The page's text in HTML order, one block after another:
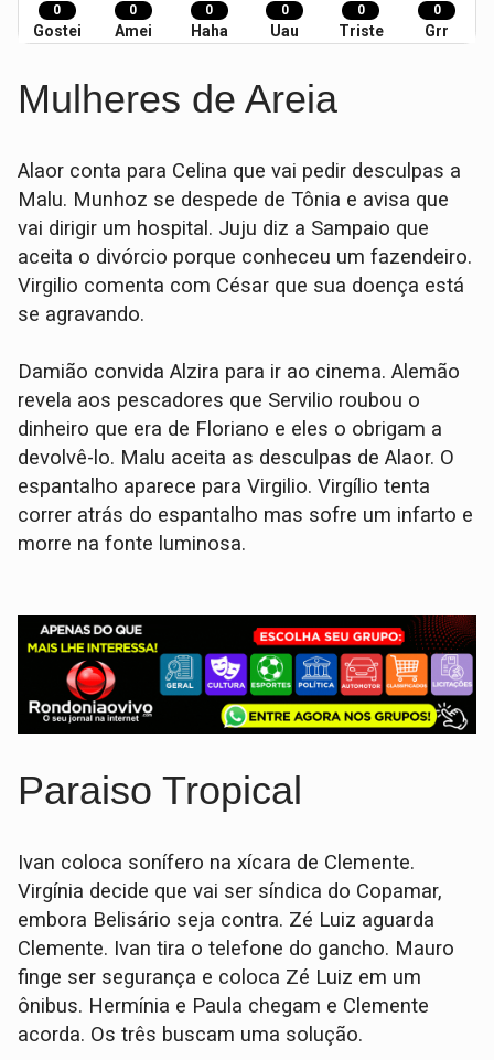
0
Gostei
0
Amei
0
Haha
0
Uau
0
Triste
0
Grr
Mulheres de Areia
Alaor conta para Celina que vai pedir desculpas a
Malu. Munhoz se despede de Tônia e avisa que
vai dirigir um hospital. Juju diz a Sampaio que
aceita o divórcio porque conheceu um fazendeiro.
Virgilio comenta com César que sua doença está
se agravando.
Damião convida Alzira para ir ao cinema. Alemão
revela aos pescadores que Servilio roubou o
dinheiro que era de Floriano e eles o obrigam a
devolvê-lo. Malu aceita as desculpas de Alaor. O
espantalho aparece para Virgilio. Virgílio tenta
correr atrás do espantalho mas sofre um infarto e
morre na fonte luminosa.
Paraiso Tropical
Ivan coloca sonífero na xícara de Clemente.
Virgínia decide que vai ser síndica do Copamar,
embora Belisário seja contra. Zé Luiz aguarda
Clemente. Ivan tira o telefone do gancho. Mauro
finge ser segurança e coloca Zé Luiz em um
ônibus. Hermínia e Paula chegam e Clemente
acorda. Os três buscam uma solução.